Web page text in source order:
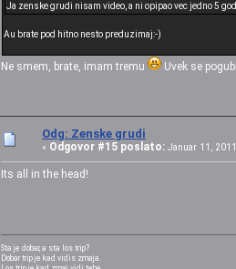
Ja zenske grudi nisam video, a ni opipao vec jedno 5
Au brate pod hitno nesto preduzimaj:-)
Ne smem, brate, imam tremu Uvek se
Odg: Zenske grudi
« Odgovor #15 poslato: Januar 11,
Its all in the head!
Sta je dobar, a sta los trip?
Dobar trip je kad vidis zmaja.